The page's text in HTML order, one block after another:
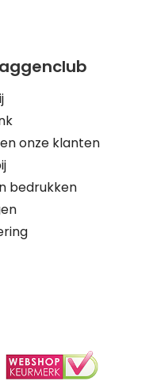
onze klanten
bedrukken